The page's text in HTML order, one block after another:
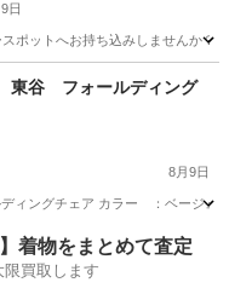
日
トへお持ち込みしませんか？
布地
東谷 フォールディング
8月9日
ングチェア カラー ：ベージュ
し出し着物をまとめて査定
買取します